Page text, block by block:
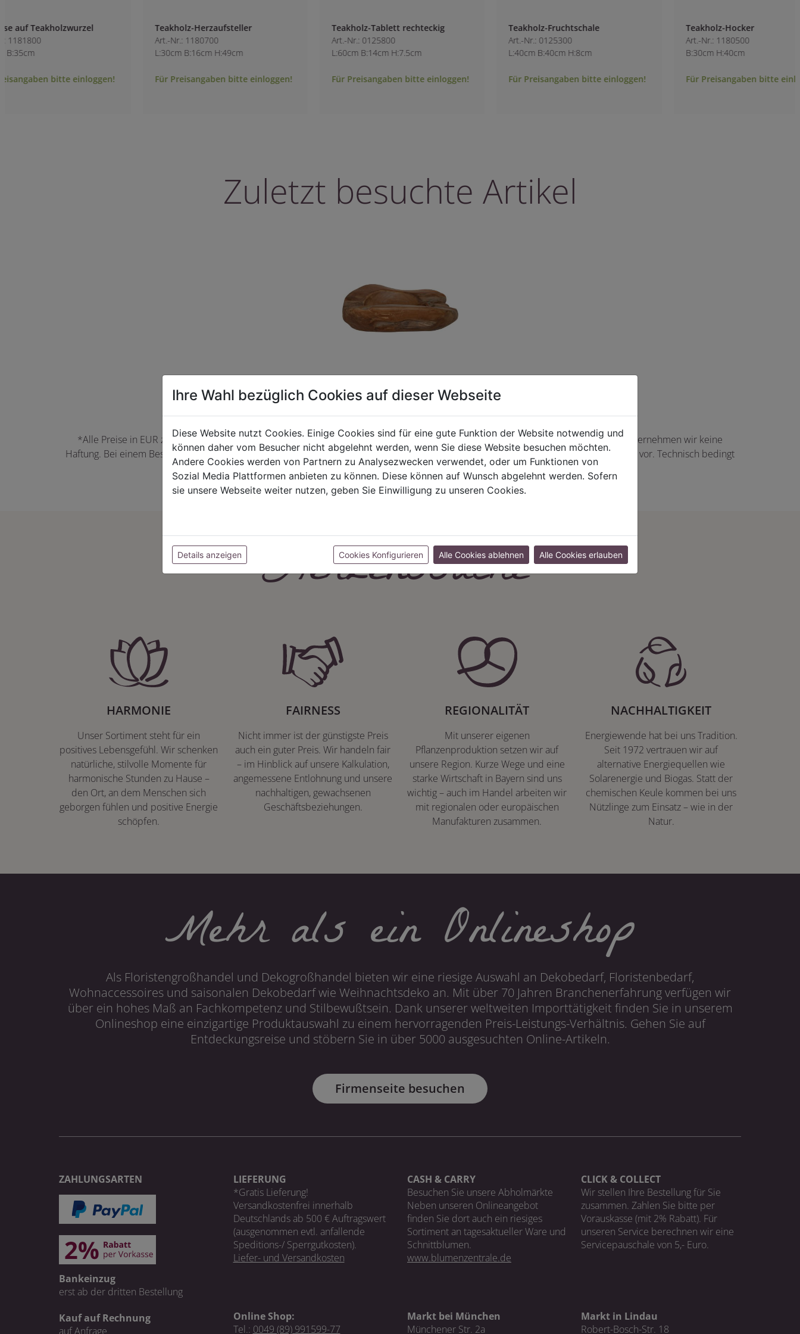
Teakholz-Herzaufsteller
Art.-Nr.: 1180700
L:30cm B:16cm H:49cm
Für Preisangaben bitte einloggen!
Teakholz-Tablett rechteckig
Art.-Nr.: 0125800
L:60cm B:14cm H:7.5cm
Für Preisangaben bitte einloggen!
Teakholz-Fruchtschale
Art.-Nr.: 0125300
L:40cm B:40cm H:8cm
Für Preisangaben bitte einloggen!
Teakholz-Hocker
Art.-Nr.: 1180500
B:30cm H:40cm
Für Preisangaben bitte einloggen!
Teakholz-Schale
Art.-Nr.: 1661200
L:45cm B:13cm
Für
Zuletzt besuchte Artikel
*Alle Preise in EUR zzgl. der jeweils gültigen Mehrwertsteuer und Versandkosten. Für Irrtümer und fehlerhaft angezeigte Angaben übernehmen wir keine
Haftung. Bei einem Bestellwert unter 50,00 EUR behalten wir uns die Berechnung eines Mindermengenzuschlags in Höhe von 5,00 EUR vor. Technisch bedingt
können Farbabweichungen zwischen der Bildschirmdarstellung und dem Originalartikel auftreten.
Herzenssache:
HARMONIE
Unser Sortiment steht für ein
positives Lebensgefühl. Wir schenken
natürliche, stilvolle Momente für
harmonische Stunden zu Hause –
den Ort, an dem Menschen sich
geborgen fühlen und positive Energie
schöpfen.
FAIRNESS
Nicht immer ist der günstigste Preis
auch ein guter Preis. Wir handeln fair
– im Hinblick auf unsere Kalkulation,
angemessene Entlohnung und unsere
nachhaltigen, gewachsenen
Geschäftsbeziehungen.
REGIONALITÄT
Mit unserer eigenen
Pflanzenproduktion setzen wir auf
unsere Region. Kurze Wege und eine
starke Wirtschaft in Bayern sind uns
wichtig – auch im Handel arbeiten wir
mit regionalen oder europäischen
Manufakturen zusammen.
NACHHALTIGKEIT
Energiewende hat bei uns Tradition.
Seit 1972 vertrauen wir auf
alternative Energiequellen wie
Solarenergie und Biogas. Statt der
chemischen Keule kommen bei uns
Nützlinge zum Einsatz – wie in der
Natur.
Mehr als ein Onlineshop
Als Floristengroßhandel und Dekogroßhandel bieten wir eine riesige Auswahl an Dekobedarf, Floristenbedarf,
Wohnaccessoires und saisonalen Dekobedarf wie Weihnachtsdeko an. Mit über 70 Jahren Branchenerfahrung verfügen wir
über ein hohes Maß an Fachkompetenz und Stilbewußtsein. Dank unserer weltweiten Importtätigkeit finden Sie in unserem
Onlineshop eine einzigartige Produktauswahl zu einem hervorragenden Preis-Leistungs-Verhältnis. Gehen Sie auf
Entdeckungsreise und stöbern Sie in über 5000 ausgesuchten Online-Artikeln.
Firmenseite besuchen
ZAHLUNGSARTEN
Bankeinzug
erst ab der dritten Bestellung
Kauf auf Rechnung
auf Anfrage
LIEFERUNG
*Gratis Lieferung!
Versandkostenfrei innerhalb
Deutschlands ab 500 € Auftragswert
(ausgenommen evtl. anfallende
Speditions-/ Sperrgutkosten).
Liefer- und Versandkosten
CASH & CARRY
Besuchen Sie unsere Abholmärkte
Neben unseren Onlineangebot
finden Sie dort auch ein riesiges
Sortiment an tagesaktueller Ware und
Schnittblumen.
www.blumenzentrale.de
CLICK & COLLECT
Wir stellen Ihre Bestellung für Sie
zusammen. Zahlen Sie bitte per
Vorauskasse (mit 2% Rabatt). Für
unseren Service berechnen wir eine
Servicepauschale von 5,- Euro.
Online Shop:
Tel.: 0049 (89) 991599-77
Markt bei München
Münchener Str. 2a
Markt in Lindau
Robert-Bosch-Str. 18
Ihre Wahl bezüglich Cookies auf dieser Webseite
Diese Website nutzt Cookies. Einige Cookies sind für eine gute Funktion der Website notwendig und
können daher vom Besucher nicht abgelehnt werden, wenn Sie diese Website besuchen möchten.
Andere Cookies werden von Partnern zu Analysezwecken verwendet, oder um Funktionen von
Sozial Media Plattformen anbieten zu können. Diese können auf Wunsch abgelehnt werden. Sofern
sie unsere Webseite weiter nutzen, geben Sie Einwilligung zu unseren Cookies.
Details anzeigen Cookies Konfigurieren Alle Cookies ablehnen Alle Cookies erlauben